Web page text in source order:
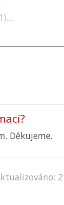
Děkujeme.